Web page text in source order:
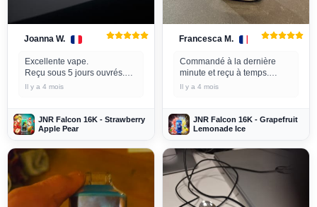
Joanna W.
Excellente vape.
Reçu sous 5 jours ouvrés.
Le prix pourrait toutefois être
Autrement, excellent produit.
Il y a 4 mois
JNR Falcon 16K - Strawberry
Apple Pear
Francesca M.
Commandé à la dernière
minute et reçu à temps.
Livraison rapide. Très
Il y a 4 mois
JNR Falcon 16K - Grapefruit
Lemonade Ice